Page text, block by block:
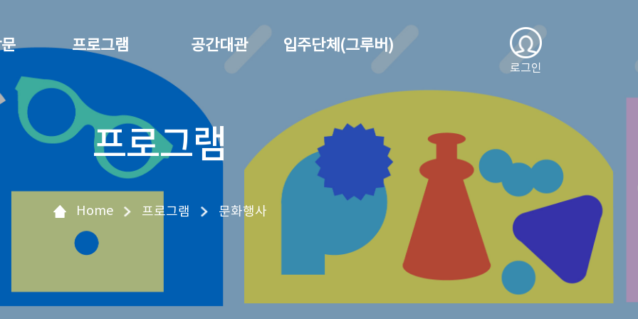
프로그램 공간대관 입주단체(그루버)
로그인
프로그램
Home 프로그램 문화행사